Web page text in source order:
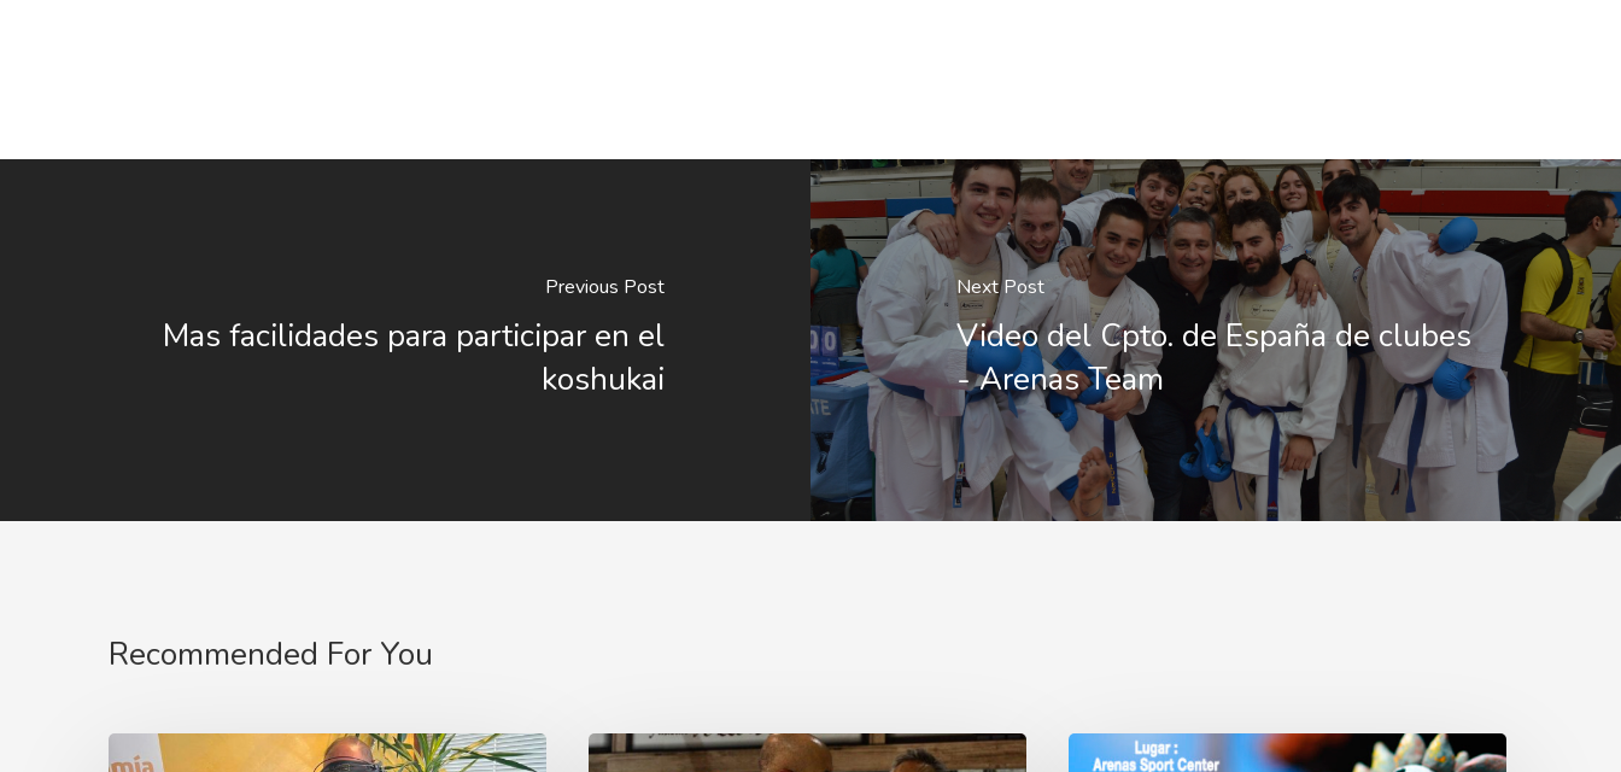
Previous Post
Mas facilidades para participar en el
koshukai
Next Post
Video del Cpto. de España de clubes
- Arenas Team
Recommended For You